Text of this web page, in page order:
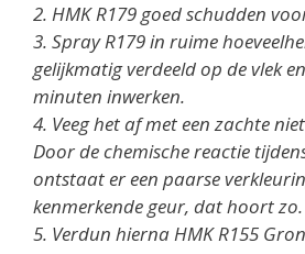
2. HMK R179 goed schudden
3. Spray R179 in ruime
gelijkmatig verdeeld op de vlek
minuten inwerken.
4. Veeg het af met een zachte
Door de chemische reactie
ontstaat er een paarse
kenmerkende geur, dat hoort zo.
5. Verdun hierna HMK R155